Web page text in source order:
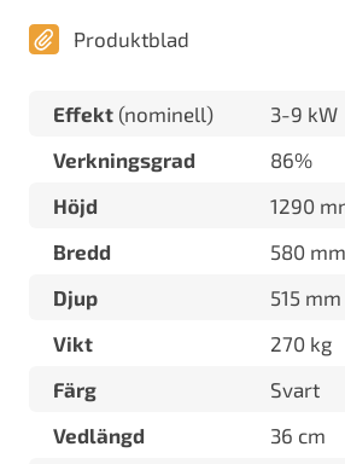
Produktblad
Effekt (nominell)
3-9 kW
Verkningsgrad
86%
Höjd
1290
Bredd
580 mm
Djup
515 mm
Vikt
270 kg
Färg
Svart
Vedlängd
36 cm